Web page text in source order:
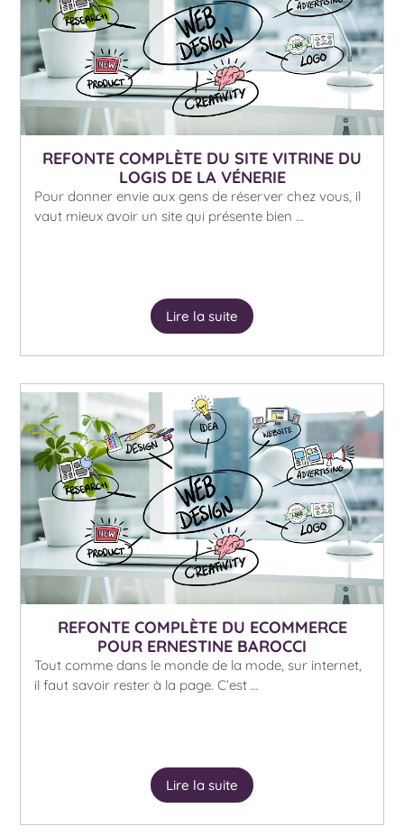
REFONTE COMPLÈTE DU SITE VITRINE DU
LOGIS DE LA VÉNERIE
Pour donner envie aux gens de réserver chez vous, il
vaut mieux avoir un site qui présente bien …
Lire la suite
REFONTE COMPLÈTE DU ECOMMERCE
POUR ERNESTINE BAROCCI
Tout comme dans le monde de la mode, sur internet,
il faut savoir rester à la page. C’est …
Lire la suite